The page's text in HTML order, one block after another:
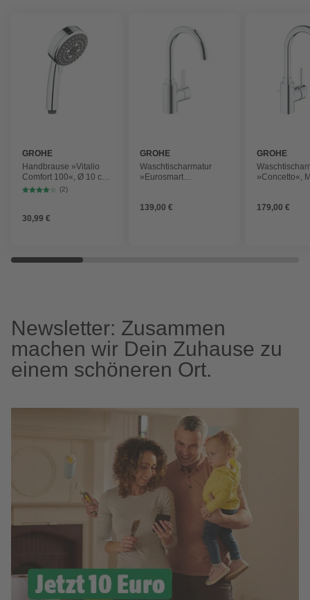
GROHE
Handbrause »Vitalio
Comfort 100«, Ø 10 cm,
chromfarben
(2)
30,99 €
GROHE
Waschtischarmatur
»Eurosmart
Ablaufgarnitur
139,00 €
GROHE
»Concetto«,
179,00 €
Newsletter: Zusammen
machen wir Dein Zuhause zu
einem schöneren Ort.